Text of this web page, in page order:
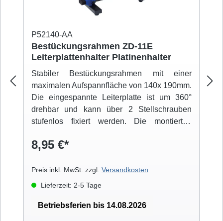
P52140-AA
Bestückungsrahmen ZD-11E
Leiterplattenhalter Platinenhalter
Stabiler Bestückungsrahmen mit einer
maximalen Aufspannfläche von 140x 190mm.
Die eingespannte Leiterplatte ist um 360°
drehbar und kann über 2 Stellschrauben
stufenlos fixiert werden. Die montierten
Stand.
8,95 €*
Preis inkl. MwSt. zzgl. Versandkosten
Lieferzeit: 2-5 Tage
Betriebsferien bis 14.08.2026